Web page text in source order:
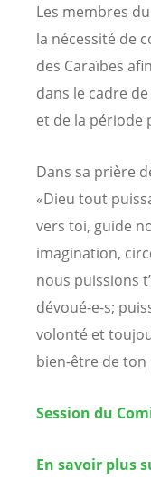
Les membres
la nécessité de
des Caraïbes
dans le cadre
et de la période
Dans sa prière
«Dieu tout
vers toi, guide
imagination,
nous puissions
dévoué-e-s;
volonté et
bien-être de ton
Session du
En savoir plus